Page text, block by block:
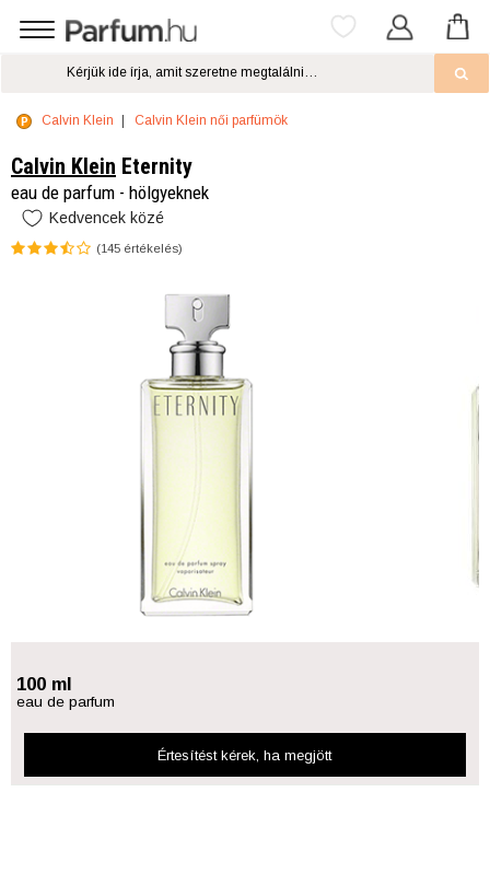
Calvin Klein Calvin Klein női parfümök
Calvin Klein Eternity
eau de parfum - hölgyeknek
Kedvencek közé
(145 értékelés)
100 ml
eau de parfum
Értesítést kérek, ha megjött